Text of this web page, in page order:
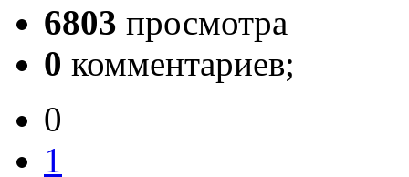
6803 просмотра
0 комментариев;
0
1